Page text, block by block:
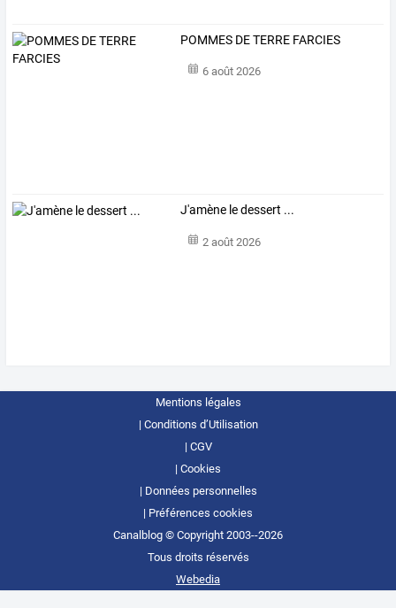
POMMES DE TERRE FARCIES
6 août 2026
J'amène le dessert ...
2 août 2026
Mentions légales
Conditions d’Utilisation
CGV
Cookies
Données personnelles
Préférences cookies
Canalblog © Copyright 2003--2026
Tous droits réservés
Webedia